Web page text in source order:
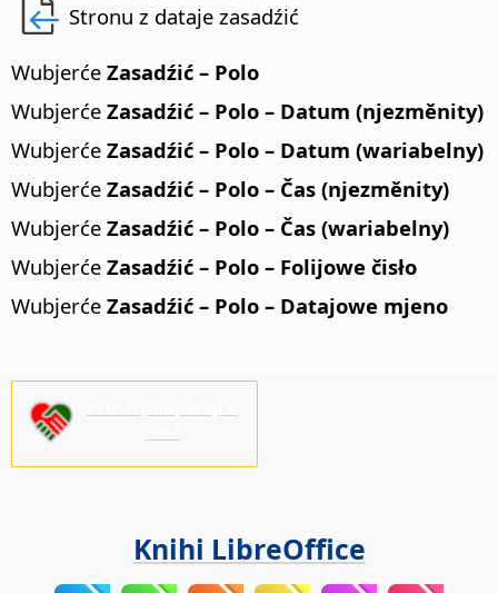
Stronu z dataje zasadźić
Wubjerće Zasadźić – Polo
Wubjerće Zasadźić – Polo – Datum (njezměnity)
Wubjerće Zasadźić – Polo – Datum (wariabelny)
Wubjerće Zasadźić – Polo – Čas (njezměnity)
Wubjerće Zasadźić – Polo – Čas (wariabelny)
Wubjerće Zasadźić – Polo – Folijowe čisło
Wubjerće Zasadźić – Polo – Datajowe mjeno
Knihi LibreOffice